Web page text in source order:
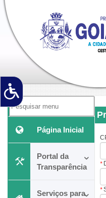
Página Inicial
Portal da
Transparência
Serviços para
*
*